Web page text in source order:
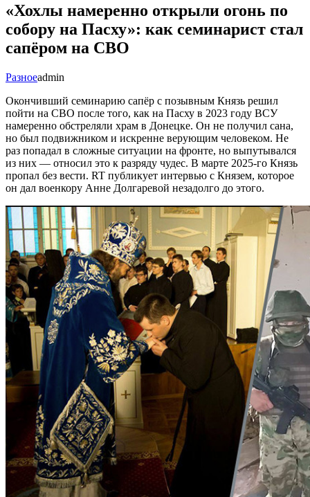
«Хохлы намеренно открыли огонь по
собору на Пасху»: как семинарист стал
сапёром на СВО
Разноеadmin
Окончивший семинарию сапёр с позывным Князь решил
пойти на СВО после того, как на Пасху в 2023 году ВСУ
намеренно обстреляли храм в Донецке. Он не получил сана,
но был подвижником и искренне верующим человеком. Не
раз попадал в сложные ситуации на фронте, но выпутывался
из них — относил это к разряду чудес. В марте 2025-го Князь
пропал без вести. RT публикует интервью с Князем, которое
он дал военкору Анне Долгаревой незадолго до этого.